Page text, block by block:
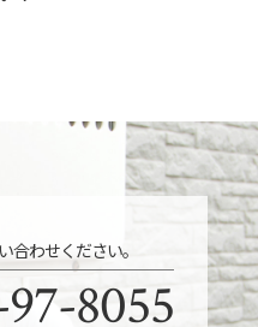
合わせください。
8055